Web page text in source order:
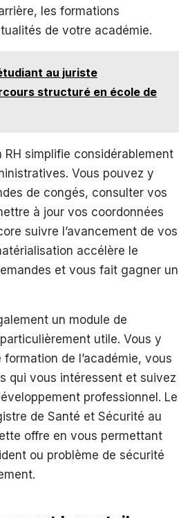
les formations
de votre académie.
au juriste
structuré en école de
RH simplifie considérablement
Vous pouvez y
de congés, consulter vos
à jour vos coordonnées
suivre l’avancement de vos
accélère le
et vous fait gagner un
un module de
utile. Vous y
formation de l’académie, vous
qui vous intéressent et suivez
professionnel. Le
de Santé et Sécurité au
offre en vous permettant
ou problème de sécurité